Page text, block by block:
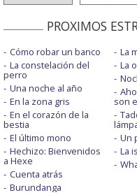
PROXIMOS
Cómo robar un banco
La constelación del
perro
Una noche al año
En la zona gris
En el corazón de la
bestia
El último mono
Hechizo: Bienvenidos
a Hexe
Cuenta atrás
Burundanga
La
La
son
Un
La